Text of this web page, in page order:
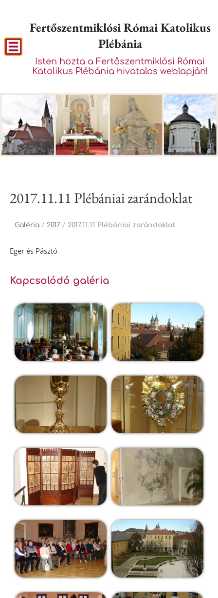
Fertőszentmiklósi Római Katolikus
Plébánia
Isten hozta a Fertőszentmiklósi Római
Katolikus Plébánia hivatalos weblapján!
2017.11.11 Plébániai zarándoklat
Galéria / 2017 / 2017.11.11 Plébániai zarándoklat
Eger és Pásztó
Kapcsolódó galéria